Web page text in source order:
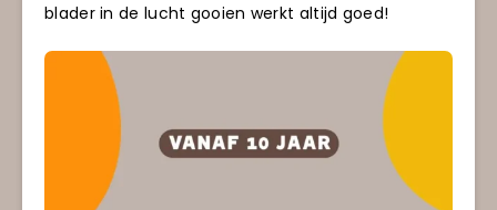
blader in de lucht gooien werkt altijd goed!